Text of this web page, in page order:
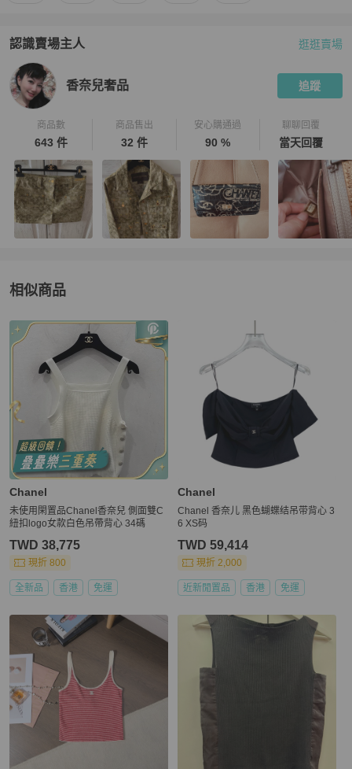
認識賣場主人
PopChill 拍拍圈嚴選賣家
逛逛賣場
香奈兒奢品 追蹤
商品數
643 件
商品售出
32 件
安心購通過
90 %
聊聊回覆
當天回覆
相似商品
更多相似Chanel女裝推薦精品
Chanel
未使用閑置品Chanel香奈兒 側面雙C
紐扣logo女款白色吊帶背心 34碼
TWD 38,775
現折 800
全新品 香港 免運
Chanel
Chanel 香奈儿 黑色蝴蝶结吊带背心 3
6 XS码
TWD 59,414
現折 2,000
近新閒置品 香港 免運